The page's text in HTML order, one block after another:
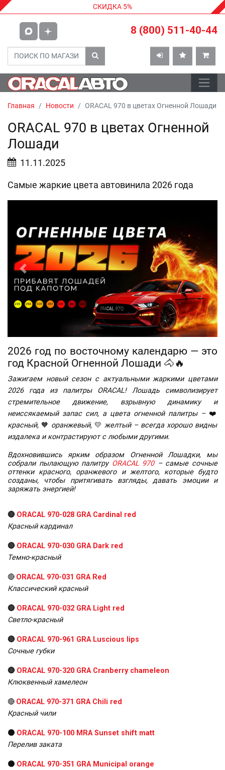
СКИДКА 5%
8 (800) 511-40-44
Главная Новости ORACAL 970 в цветах Огненной Лошади
ORACAL 970 в цветах Огненной
Лошади
11.11.2025
Самые жаркие цвета автовинила 2026 года
назад вперед
2026 год по восточному календарю — это
год Красной Огненной Лошади 🐴🔥
Зажигаем новый сезон с актуальными жаркими цветами
2026 года из палитры ORACAL! Лошадь символизирует
стремительное движение, взрывную динамику и
неиссякаемый запас сил, а цвета огненной палитры – ❤️
красный, 🧡 оранжевый, 💛 желтый – всегда хорошо видны
издалека и контрастируют с любыми другими.
Вдохновившись ярким образом Огненной Лошадки, мы
собрали пылающую палитру ORACAL 970– самые сочные
оттенки красного, оранжевого и желтого, которые будто
созданы, чтобы притягивать взгляды, давать эмоции и
заряжать энергией!
🔴 ORACAL 970-028 GRA Cardinal red
Красный кардинал
🔴 ORACAL 970-030 GRA Dark red
Темно-красный
🔴 ORACAL 970-031 GRA Red
Классический красный
🔴 ORACAL 970-032 GRA Light red
Светло-красный
🔴 ORACAL 970-961 GRA Luscious lips
Сочные губки
🔴 ORACAL 970-320 GRA Cranberry chameleon
Клюквенный хамелеон
🔴 ORACAL 970-371 GRA Chili red
Красный чили
🟠 ORACAL 970-100 MRA Sunset shift matt
Перелив заката
🟠 ORACAL 970-351 GRA Municipal orange